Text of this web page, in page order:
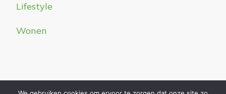
Lifestyle
Wonen